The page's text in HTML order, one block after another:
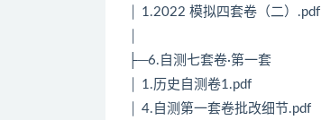
│ 1.2022 模拟四套卷（二）.pdf
├─6.自测七套卷·第一套
│ 1.历史自测卷1.pdf
│ 4.自测第一套卷批改细节.pdf